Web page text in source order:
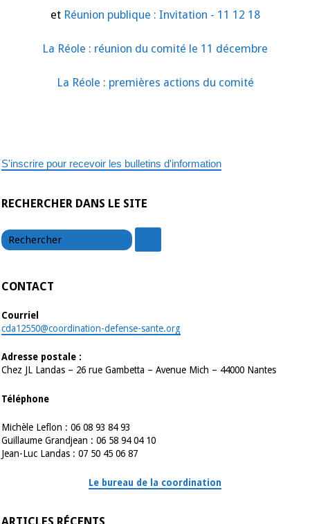
et Réunion publique : Invitation - 11 12 18
La Réole : réunion du comité le 11 décembre
La Réole : premières actions du comité
S'inscrire pour recevoir les bulletins d'information
RECHERCHER DANS LE SITE
CONTACT
Courriel
cda12550@coordination-defense-sante.org
Adresse postale :
Chez JL Landas – 26 rue Gambetta – Avenue Mich – 44000 Nantes
Téléphone
Michèle Leflon : 06 08 93 84 93
Guillaume Grandjean : 06 58 94 04 10
Jean-Luc Landas : 07 50 45 06 87
Le bureau de la coordination